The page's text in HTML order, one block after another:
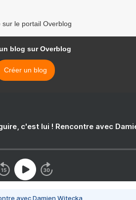
le portail Overblog
blog sur Overblog
Créer un blog
c'est lui ! Rencontre avec
avec Damien Witecka